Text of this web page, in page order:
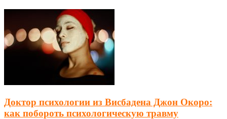
Доктор психологии из Висбадена Джон Окоро:
как побороть психологическую травму